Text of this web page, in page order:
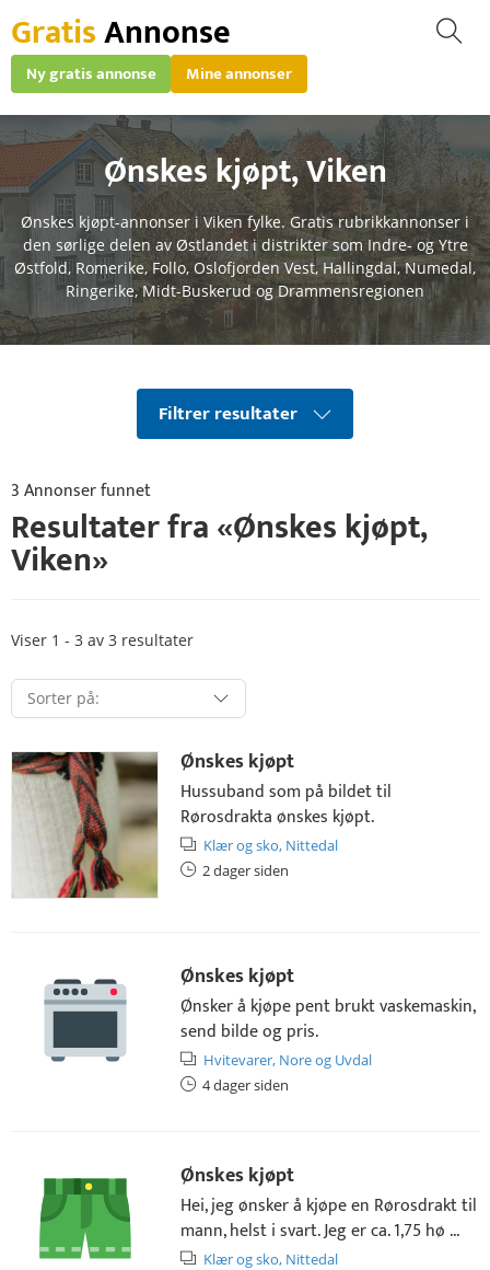
GratisAnnonse
Ny gratis annonse Mine annonser
Ønskes kjøpt,Viken
Ønskes kjøpt-annonser i Viken fylke. Gratis rubrikkannonser i
den sørlige delen av Østlandet i distrikter som Indre- og Ytre
Østfold, Romerike, Follo, Oslofjorden Vest, Hallingdal, Numedal,
Ringerike, Midt-Buskerud og Drammensregionen
Filtrer resultater
3 Annonser funnet
Resultater fra «Ønskes kjøpt,
Viken»
Viser 1 - 3 av 3 resultater
Ønskes kjøpt
Hussuband som på bildet til
Rørosdrakta ønskes kjøpt.
Klær og sko, Nittedal
2 dager siden
Ønskes kjøpt
Ønsker å kjøpe pent brukt vaskemaskin,
send bilde og pris.
Hvitevarer, Nore og Uvdal
4 dager siden
Ønskes kjøpt
Hei, jeg ønsker å kjøpe en Rørosdrakt til
mann, helst i svart. Jeg er ca. 1,75 hø ...
Klær og sko, Nittedal